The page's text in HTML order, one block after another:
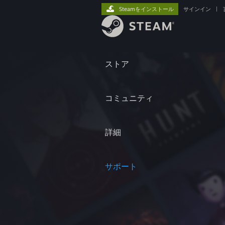
ストア
コミュニティ
詳細
サポート
Steamをインストール サインイン